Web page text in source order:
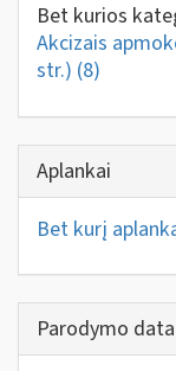
Bet kurios
Akcizais
str.) (8)
Aplankai
Bet kurį
Parodymo data